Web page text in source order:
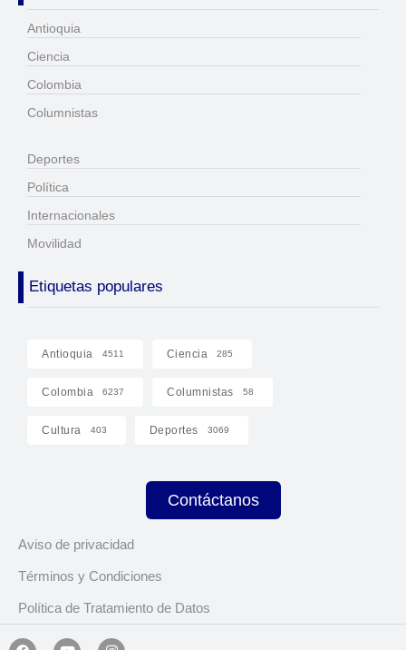
Antioquia
Ciencia
Colombia
Columnistas
Deportes
Política
Internacionales
Movilidad
Etiquetas populares
Antioquia 4511 Ciencia 285
Colombia 6237 Columnistas 58
Cultura 403 Deportes 3069
Contáctanos
Aviso de privacidad
Términos y Condiciones
Política de Tratamiento de Datos